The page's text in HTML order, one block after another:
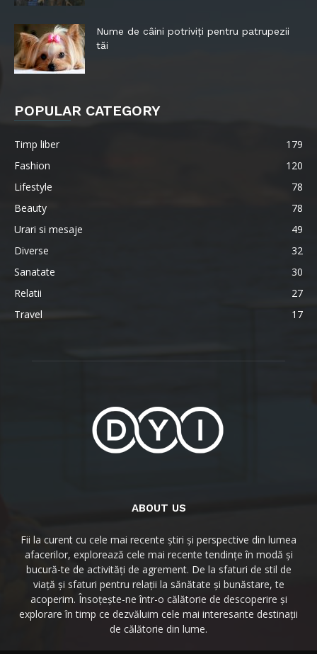
Nume de câini potriviți pentru patrupezii
tăi
POPULAR CATEGORY
Timp liber
179
Fashion
120
Lifestyle
78
Beauty
78
Urari si mesaje
49
Diverse
32
Sanatate
30
Relatii
27
Travel
17
ABOUT US
Fii la curent cu cele mai recente știri și perspective din lumea
afacerilor, explorează cele mai recente tendințe în modă și
bucură-te de activități de agrement. De la sfaturi de stil de
viață și sfaturi pentru relații la sănătate și bunăstare, te
acoperim. Însoțește-ne într-o călătorie de descoperire și
explorare în timp ce dezvăluim cele mai interesante destinații
de călătorie din lume.